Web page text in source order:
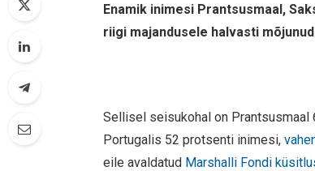
Enamik inimesi Prantsusmaal,
riigi majandusele halvasti
Sellisel seisukohal on Prantsusmaal
Portugalis 52 protsenti inimesi,
eile avaldatud Marshalli Fondi